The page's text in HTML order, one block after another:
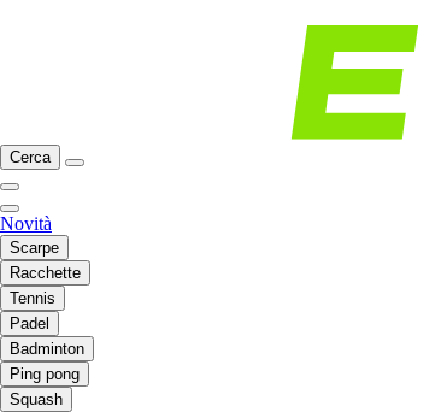
Cerca
Novità
Scarpe
Racchette
Tennis
Padel
Badminton
Ping pong
Squash